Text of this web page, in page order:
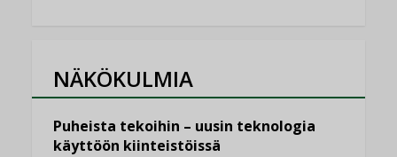
NÄKÖKULMIA
Puheista tekoihin – uusin teknologia
käyttöön kiinteistöissä